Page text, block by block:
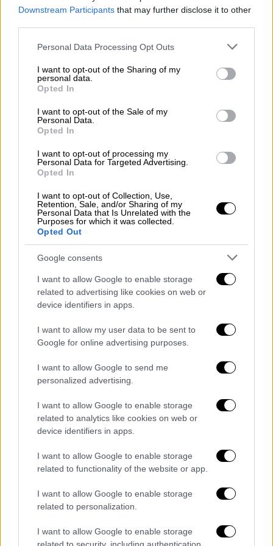
Downstream Participants that may further disclose it to other
Please note that this website/app uses one or more Google
not limited to your visit or usage behaviour. You may click to
grant or deny consent to Google and its third-party tags to
use your data for below specified purposes in below Google
consent section.
Personal Data Processing Opt Outs
I want to opt-out of the Sharing of my
personal data.
Opted In
I want to opt-out of the Sale of my
Personal Data.
Opted In
I want to opt-out of processing my
Personal Data for Targeted Advertising.
Opted In
I want to opt-out of Collection, Use,
Retention, Sale, and/or Sharing of my
Personal Data that Is Unrelated with the
Purposes for which it was collected.
Opted Out
Google consents
I want to allow Google to enable storage
related to advertising like cookies on web or
device identifiers in apps.
I want to allow my user data to be sent to
Google for online advertising purposes.
I want to allow Google to send me
personalized advertising.
I want to allow Google to enable storage
related to analytics like cookies on web or
device identifiers in apps.
I want to allow Google to enable storage
related to functionality of the website or app.
I want to allow Google to enable storage
related to personalization.
I want to allow Google to enable storage
Αθλητισμός |22.05.2019 23:41
Καταγγελία Κούγια για Μελισσανίδη:
«Με απείλησε λόγω Κομίνη»
Με προσωπική του δήλωση, ο
μεγαλομέτοχος της ΑΕΛ υποστηρίζει πως ο
Δημήτρης Μελισσανίδης τον πήρε
τηλέφωνο και τον απείλησε
ΑΛΛΑ #TAGS
Παναθηναϊκός
SuperLeague
ποδόσφαιρο
ΚΕΔ